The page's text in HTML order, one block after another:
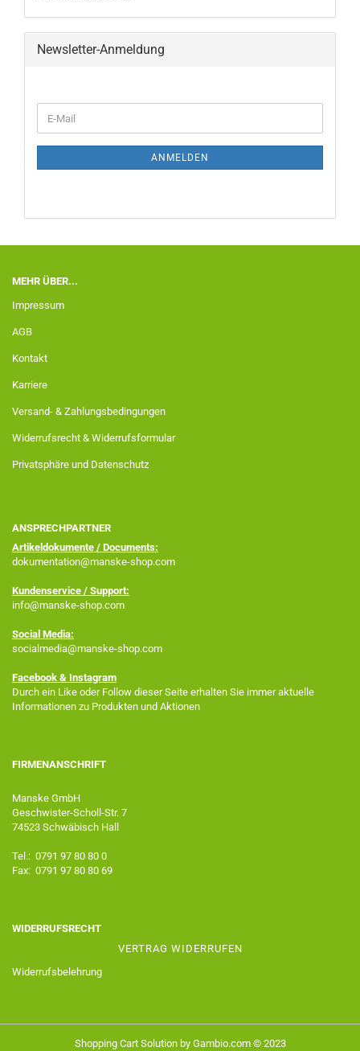
Newsletter-Anmeldung
ANMELDEN
MEHR ÜBER...
Impressum
AGB
Kontakt
Karriere
Versand- & Zahlungsbedingungen
Widerrufsrecht & Widerrufsformular
Privatsphäre und Datenschutz
ANSPRECHPARTNER
Artikeldokumente / Documents:
dokumentation@manske-shop.com
Kundenservice / Support:
info@manske-shop.com
Social Media:
socialmedia@manske-shop.com
Facebook & Instagram
Durch ein Like oder Follow dieser Seite erhalten Sie immer aktuelle
Informationen zu Produkten und Aktionen
FIRMENANSCHRIFT
Manske GmbH
Geschwister-Scholl-Str. 7
74523 Schwäbisch Hall
Tel.: 0791 97 80 80 0
Fax: 0791 97 80 80 69
WIDERRUFSRECHT
VERTRAG WIDERRUFEN
Widerrufsbelehrung
Shopping Cart Solutionby Gambio.com © 2023